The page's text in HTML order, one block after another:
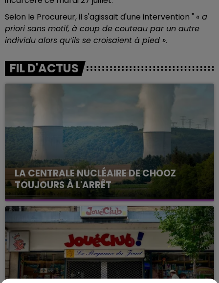
Selon le Procureur, il s'agissait d'une intervention " « a
priori sans motif, à coup de couteau par un autre
individu alors qu’ils se croisaient à pied ».
FIL D'ACTUS
LA CENTRALE NUCLÉAIRE DE CHOOZ
TOUJOURS À L'ARRÊT
Cela fait déjà une semaine que la centrale
nucléaire ardennaise est à l'arrêt. Une situation
justifiée par la sécheresse intense qui est toujours
présente.